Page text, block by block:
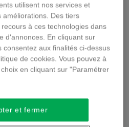
Montage Blumen
Höhe
utilisent nos services et
améliorations. Des tiers
à ces technologies dans
d'annonces. En cliquant sur
consentez aux finalités ci-dessus
de cookies. Vous pouvez à
en cliquant sur "Paramétrer
et fermer